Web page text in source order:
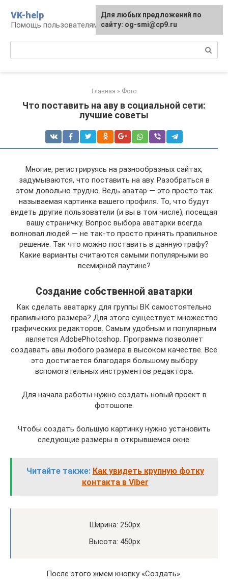
контенту
VK-help
Помощь пользователям соцсети ВКонтакте
Главная » Фото
Что поставить на аву в социальной сети:
лучшие советы
Многие, регистрируясь на разнообразных сайтах,
задумываются, что поставить на аву. Разобраться в
этом довольно трудно. Ведь аватар — это просто так
называемая картинка вашего профиля. То, что будут
видеть другие пользователи (и вы в том числе), посещая
вашу страничку. Вопрос выбора аватарки всегда
волновал людей — не так-то просто принять правильное
решение. Так что можно поставить в данную графу?
Какие варианты считаются самыми популярными во
всемирной паутине?
Создание собственной аватарки
Как сделать аватарку для группы ВК самостоятельно
правильного размера? Для этого существует множество
графических редакторов. Самым удобным и популярным
является AdobePhotoshop. Программа позволяет
создавать авы любого размера в высоком качестве. Все
это достигается благодаря большому выбору
вспомогательных инструментов редактора.
Для начала работы нужно создать новый проект в
фотошопе.
Чтобы создать большую картинку нужно установить
следующие размеры в открывшемся окне:
Читайте также: Как увидеть крупную фотку
контакта в Viber
Ширина: 250px
Высота: 450px
После этого жмем кнопку «Создать».
Для любых предложений по
сайту: og-smi@cp9.ru